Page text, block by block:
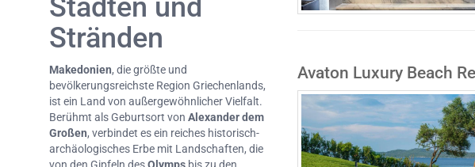
Städten und
Stränden
Makedonien, die größte und
bevölkerungsreichste Region Griechenlands,
ist ein Land von außergewöhnlicher Vielfalt.
Berühmt als Geburtsort von Alexander dem
Großen, verbindet es ein reiches historisch-
archäologisches Erbe mit Landschaften, die
Avaton Luxury Beach